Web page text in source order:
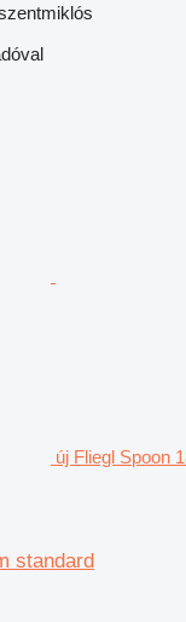
új Fliegl Spoon
standard